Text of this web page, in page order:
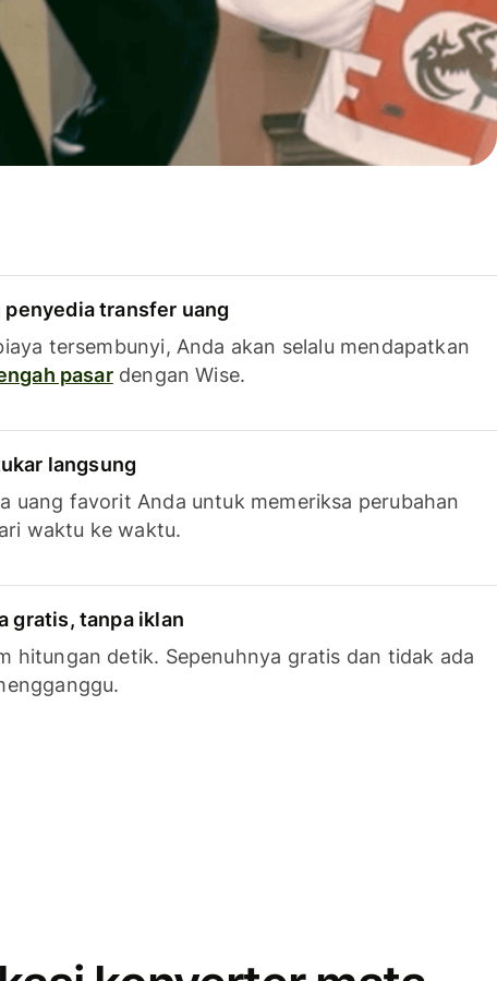
penyedia transfer uang
tersembunyi, Anda akan selalu mendapatkan
pasardengan Wise.
langsung
uang favorit Anda untuk memeriksa perubahan
waktu ke waktu.
gratis, tanpa iklan
hitungan detik. Sepenuhnya gratis dan tidak ada